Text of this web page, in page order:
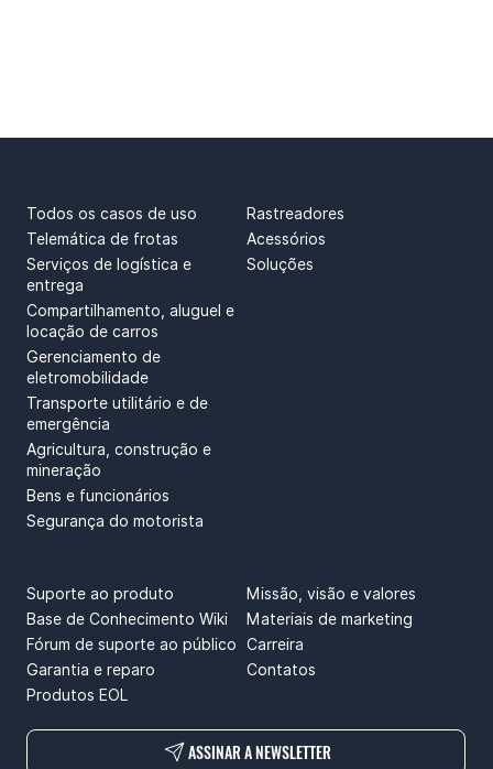
Todos os casos de uso
Telemática de frotas
Serviços de logística e
entrega
Compartilhamento, aluguel e
locação de carros
Gerenciamento de
eletromobilidade
Transporte utilitário e de
emergência
Agricultura, construção e
mineração
Bens e funcionários
Segurança do motorista
Rastreadores
Acessórios
Soluções
Missão, visão e valores
Materiais de marketing
Carreira
Contatos
Suporte ao produto
Base de Conhecimento Wiki
Fórum de suporte ao público
Garantia e reparo
Produtos EOL
ASSINAR A NEWSLETTER